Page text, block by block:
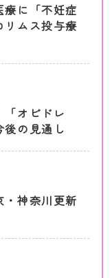
療に「不妊症
リムス投与療
「オビドレ
の見通し
・神奈川更新